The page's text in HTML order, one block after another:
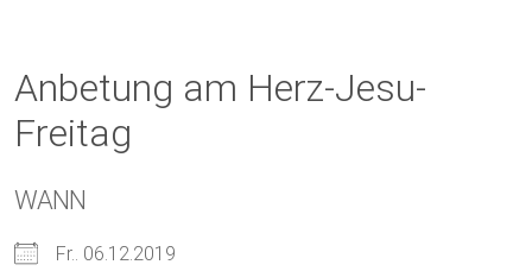
Anbetung am Herz-Jesu-
Freitag
WANN
Fr.. 06.12.2019